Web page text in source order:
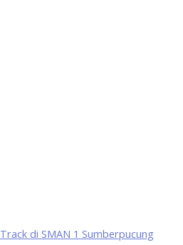
di SMAN 1 Sumberpucung